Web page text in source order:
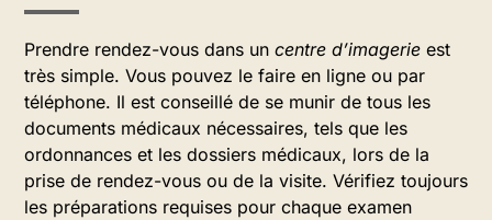
Prendre rendez-vous dans un centre d’imagerie est
très simple. Vous pouvez le faire en ligne ou par
téléphone. Il est conseillé de se munir de tous les
documents médicaux nécessaires, tels que les
ordonnances et les dossiers médicaux, lors de la
prise de rendez-vous ou de la visite. Vérifiez toujours
les préparations requises pour chaque examen